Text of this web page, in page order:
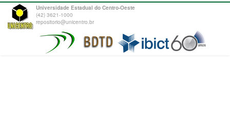
Universidade Estadual do Centro-Oeste
(42) 3621-1000
repositorio@unicentro.br